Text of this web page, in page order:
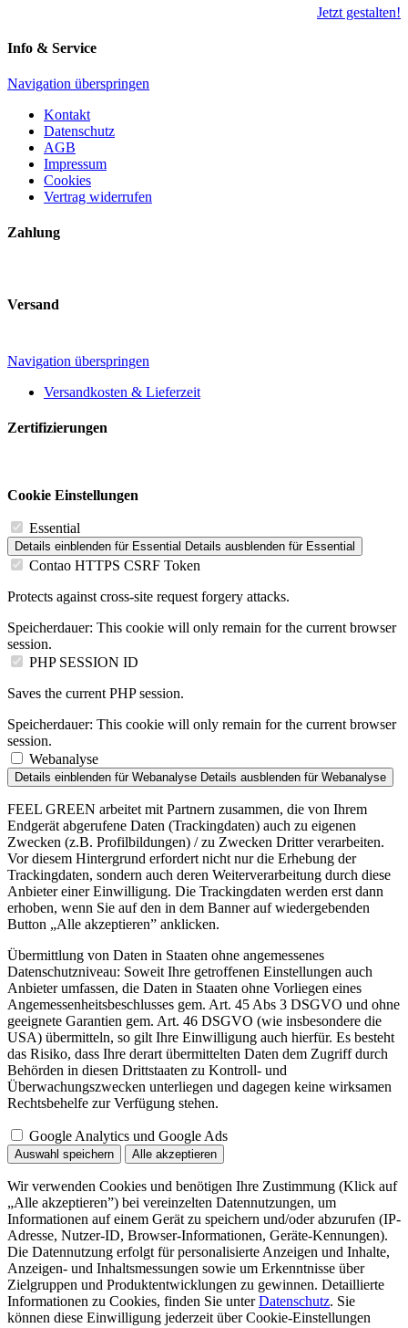
Jetzt gestalten!
Info & Service
Navigation überspringen
Kontakt
Datenschutz
AGB
Impressum
Cookies
Vertrag widerrufen
Zahlung
Versand
Navigation überspringen
Versandkosten & Lieferzeit
Zertifizierungen
Cookie Einstellungen
Essential
Details einblenden für Essential Details ausblenden für Essential
Contao HTTPS CSRF Token
Protects against cross-site request forgery attacks.
Speicherdauer: This cookie will only remain for the current browser
session.
PHP SESSION ID
Saves the current PHP session.
Speicherdauer: This cookie will only remain for the current browser
session.
Webanalyse
Details einblenden für Webanalyse Details ausblenden für Webanalyse
FEEL GREEN arbeitet mit Partnern zusammen, die von Ihrem
Endgerät abgerufene Daten (Trackingdaten) auch zu eigenen
Zwecken (z.B. Profilbildungen) / zu Zwecken Dritter verarbeiten.
Vor diesem Hintergrund erfordert nicht nur die Erhebung der
Trackingdaten, sondern auch deren Weiterverarbeitung durch diese
Anbieter einer Einwilligung. Die Trackingdaten werden erst dann
erhoben, wenn Sie auf den in dem Banner auf wiedergebenden
Button „Alle akzeptieren” anklicken.
Übermittlung von Daten in Staaten ohne angemessenes
Datenschutzniveau: Soweit Ihre getroffenen Einstellungen auch
Anbieter umfassen, die Daten in Staaten ohne Vorliegen eines
Angemessenheitsbeschlusses gem. Art. 45 Abs 3 DSGVO und ohne
geeignete Garantien gem. Art. 46 DSGVO (wie insbesondere die
USA) übermitteln, so gilt Ihre Einwilligung auch hierfür. Es besteht
das Risiko, dass Ihre derart übermittelten Daten dem Zugriff durch
Behörden in diesen Drittstaaten zu Kontroll- und
Überwachungszwecken unterliegen und dagegen keine wirksamen
Rechtsbehelfe zur Verfügung stehen.
Google Analytics und Google Ads
Auswahl speichern Alle akzeptieren
Wir verwenden Cookies und benötigen Ihre Zustimmung (Klick auf
„Alle akzeptieren”) bei vereinzelten Datennutzungen, um
Informationen auf einem Gerät zu speichern und/oder abzurufen (IP-
Adresse, Nutzer-ID, Browser-Informationen, Geräte-Kennungen).
Die Datennutzung erfolgt für personalisierte Anzeigen und Inhalte,
Anzeigen- und Inhaltsmessungen sowie um Erkenntnisse über
Zielgruppen und Produktentwicklungen zu gewinnen. Detaillierte
Informationen zu Cookies, finden Sie unterDatenschutz. Sie
können diese Einwilligung jederzeit über Cookie-Einstellungen